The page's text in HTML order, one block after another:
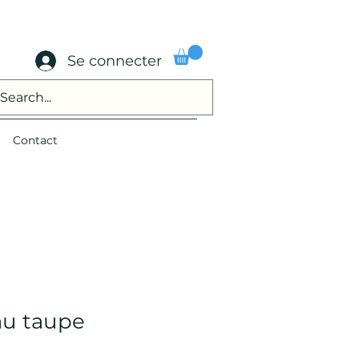
Se connecter
Contact
taupe